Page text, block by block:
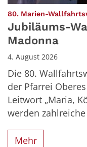
80. Marien-
Jubiläums-
Madonna
4. August 2026
Die 80.
der Pfarrei
Leitwort „Maria,
werden
Mehr